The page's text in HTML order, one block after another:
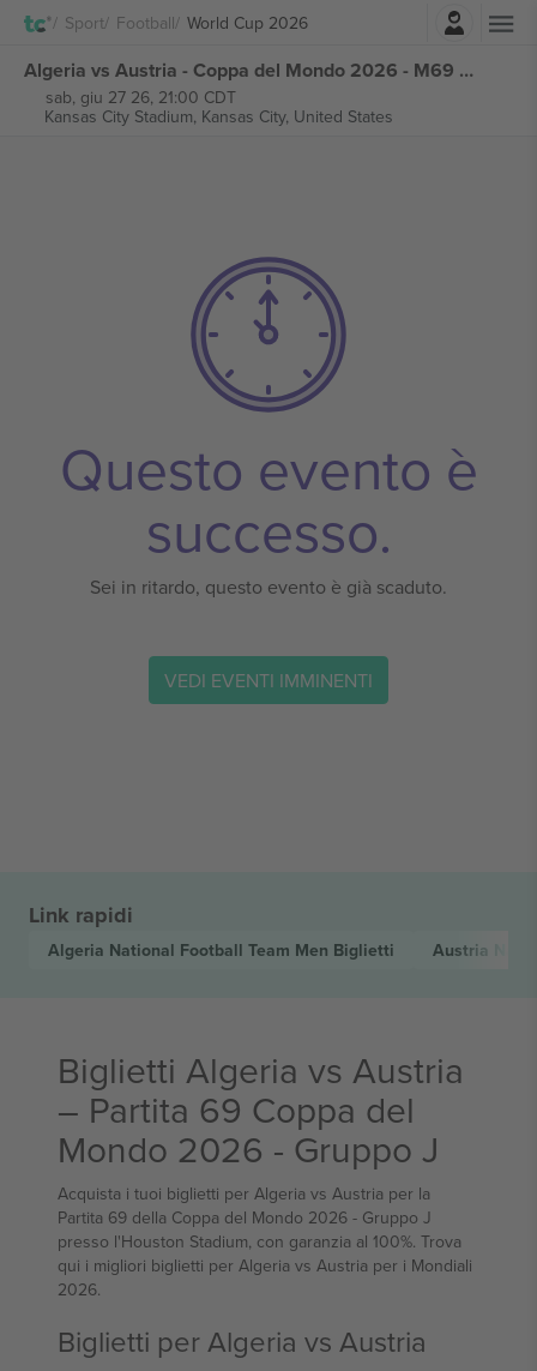
Sport Football World Cup 2026Accesso
Algeria vs Austria - Coppa del Mondo 2026 - M69 Gruppo J biglietti
sab, giu 27 26, 21:00 CDT
Kansas City Stadium, Kansas City, United States
Questo evento è
successo.
Sei in ritardo, questo evento è già scaduto.
VEDI EVENTI IMMINENTI
Link rapidi
Algeria National Football Team Men Biglietti Austria
Biglietti Algeria vs Austria
– Partita 69 Coppa del
Mondo 2026 - Gruppo J
Acquista i tuoi biglietti per Algeria vs Austria per la
Partita 69 della Coppa del Mondo 2026 - Gruppo J
presso l'Houston Stadium, con garanzia al 100%. Trova
qui i migliori biglietti per Algeria vs Austria per i Mondiali
2026.
Biglietti per Algeria vs Austria